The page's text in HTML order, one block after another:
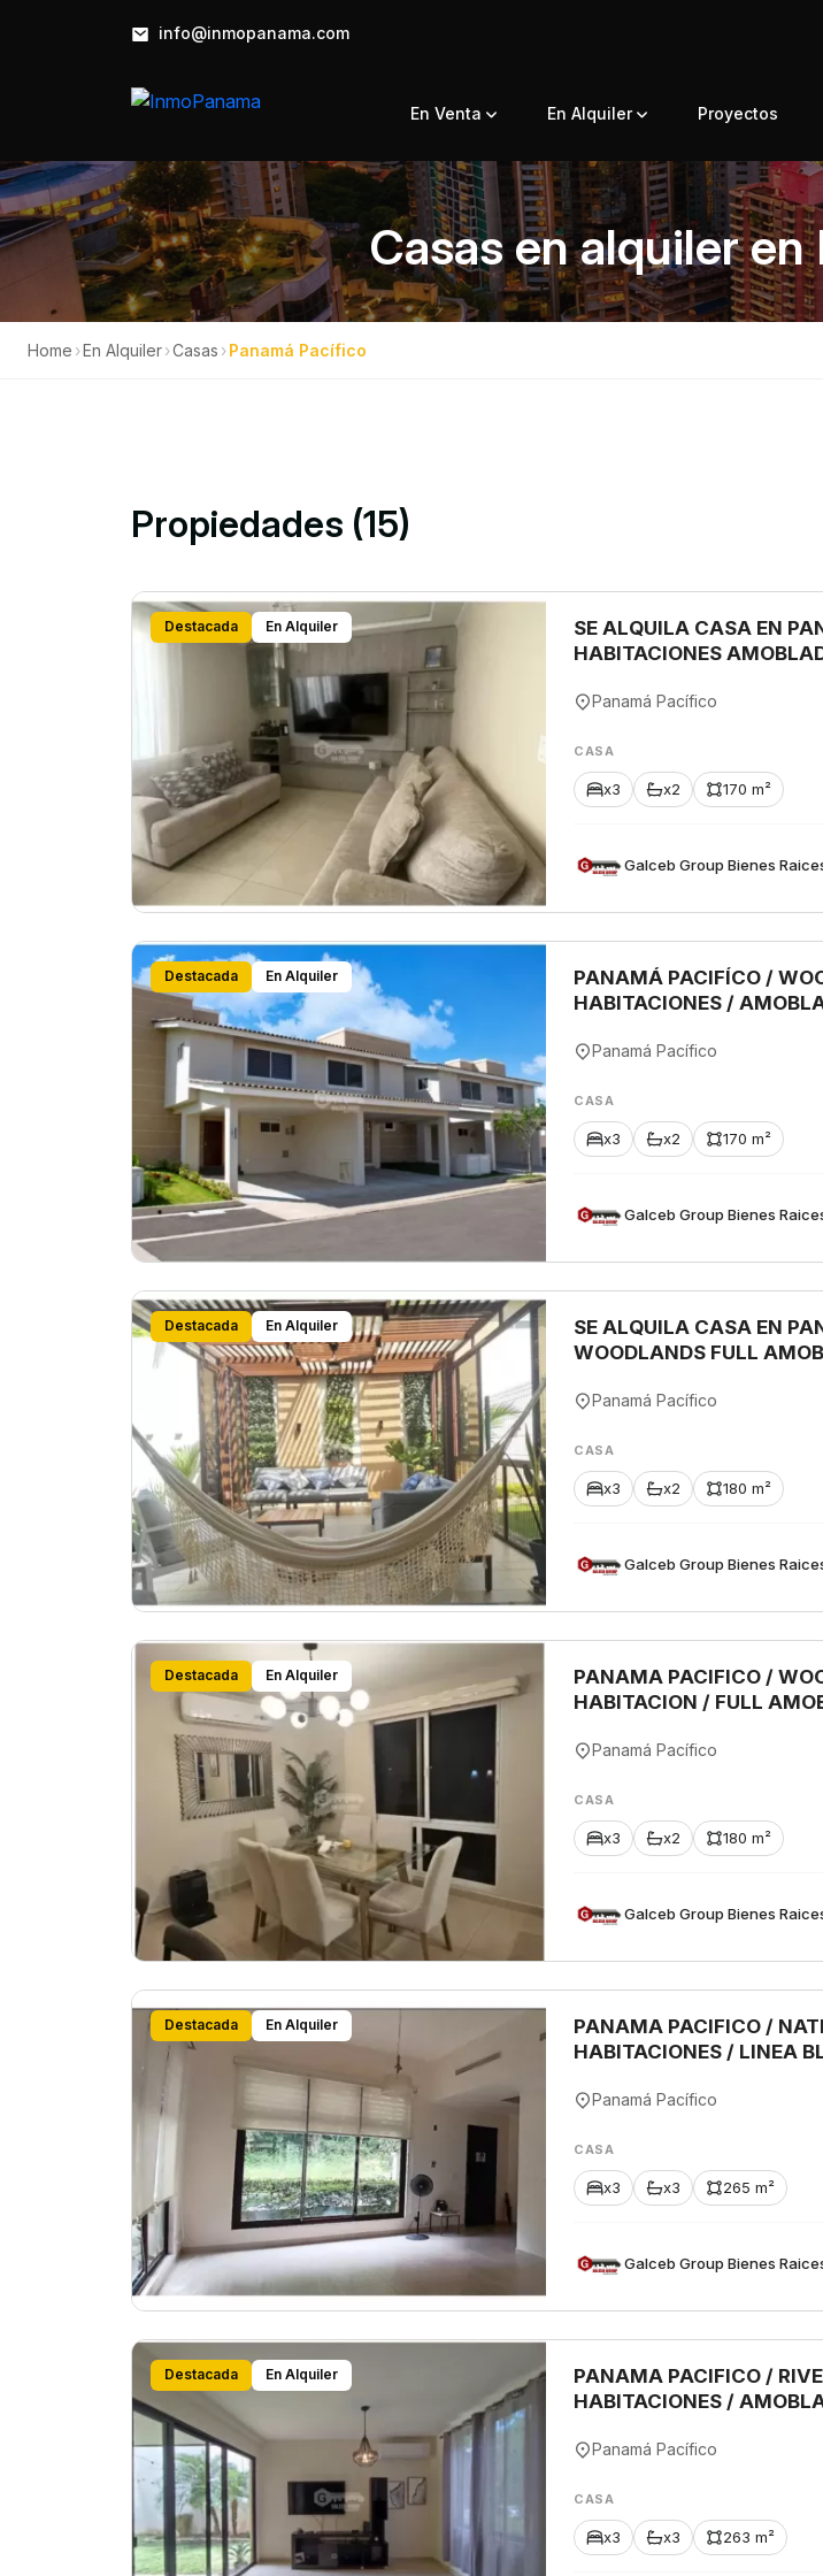
info@inmopanama.com
En Venta En Alquiler Proyectos
Casas en alquiler
Home ›En Alquiler›Casas ›Panamá Pacífico
Propiedades (15)
Destacada En Alquiler
SE ALQUILA CASA EN
HABITACIONES
Panamá Pacífico
CASA
x3 x2 170 m²
Galceb Group Bienes
Destacada En Alquiler
PANAMÁ PACIFÍCO /
HABITACIONES /
Panamá Pacífico
CASA
x3 x2 170 m²
Galceb Group Bienes
Destacada En Alquiler
SE ALQUILA CASA EN
WOODLANDS FULL
Panamá Pacífico
CASA
x3 x2 180 m²
Galceb Group Bienes
Destacada En Alquiler
PANAMA PACIFICO /
HABITACION / FULL
Panamá Pacífico
CASA
x3 x2 180 m²
Galceb Group Bienes
Destacada En Alquiler
PANAMA PACIFICO /
HABITACIONES / LINEA
Panamá Pacífico
CASA
x3 x3 265 m²
Galceb Group Bienes
Destacada En Alquiler
PANAMA PACIFICO /
HABITACIONES /
Panamá Pacífico
CASA
x3 x3 263 m²